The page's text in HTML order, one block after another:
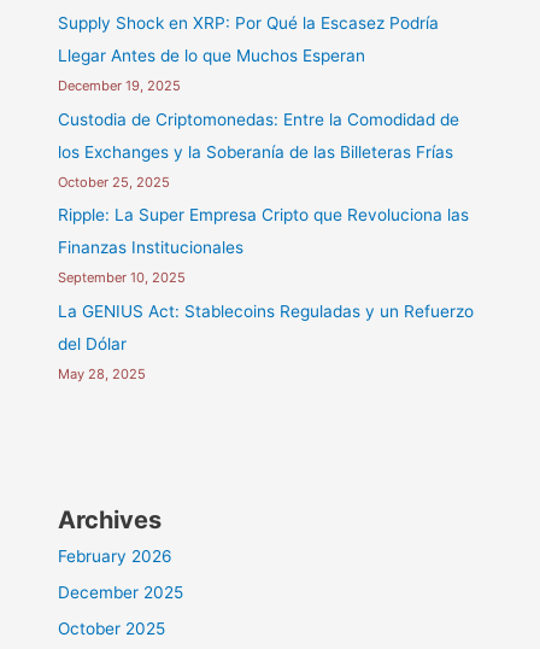
Supply Shock en XRP: Por Qué la Escasez Podría
Llegar Antes de lo que Muchos Esperan
December 19, 2025
Custodia de Criptomonedas: Entre la Comodidad de
los Exchanges y la Soberanía de las Billeteras Frías
October 25, 2025
Ripple: La Super Empresa Cripto que Revoluciona las
Finanzas Institucionales
September 10, 2025
La GENIUS Act: Stablecoins Reguladas y un Refuerzo
del Dólar
May 28, 2025
Archives
February 2026
December 2025
October 2025